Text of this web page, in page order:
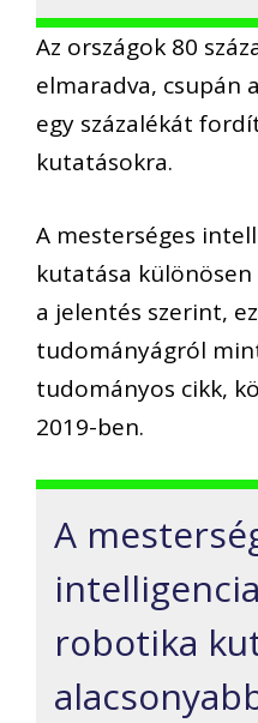
Az országok 80
elmaradva, csupán
egy százalékát
kutatásokra.
A mesterséges
kutatása
a jelentés szerint,
tudományágról
tudományos cikk,
2019-ben.
A
robotika